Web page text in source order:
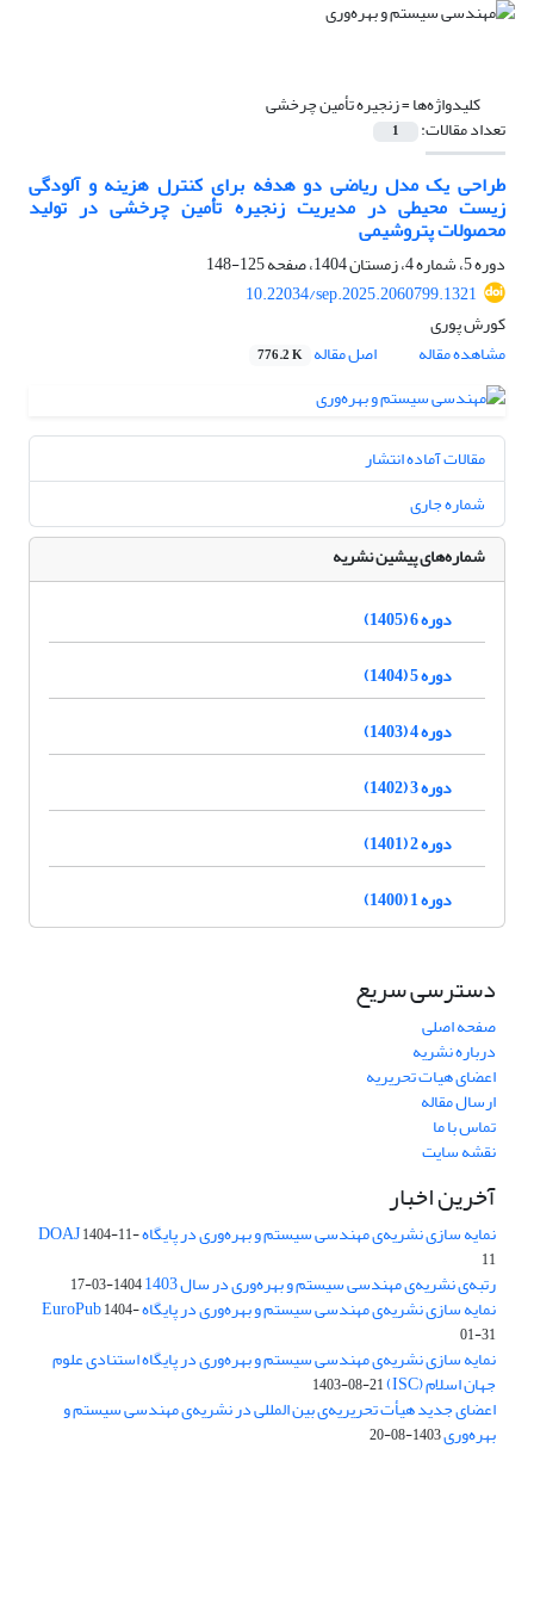
کلیدواژه‌ها =زنجیره تأمین چرخشی
تعداد مقالات: 1
طراحی یک مدل ریاضی دو هدفه برای کنترل هزینه و آلودگی
زیست محیطی در مدیریت زنجیره تأمین چرخشی در تولید
محصولات پتروشیمی
دوره 5، شماره 4، زمستان 1404، صفحه
125-148
10.22034/sep.2025.2060799.1321
کورش پوری
مشاهده مقاله
اصل مقاله 776.2 K
مقالات آماده انتشار
شماره جاری
شماره‌های پیشین نشریه
دوره 6 (1405)
دوره 5 (1404)
دوره 4 (1403)
دوره 3 (1402)
دوره 2 (1401)
دوره 1 (1400)
دسترسی سریع
صفحه اصلی
درباره نشریه
اعضای هیات تحریریه
ارسال مقاله
تماس با ما
نقشه سایت
آخرین اخبار
نمایه سازی نشریه‌ی مهندسی سیستم و بهره‌وری در پایگاه DOAJ1404-11-
11
رتبه‌ی نشریه‌ی مهندسی سیستم و بهره‌وری در سال 1403 1404-03-17
نمایه سازی نشریه‌ی مهندسی سیستم و بهره‌وری در پایگاه EuroPub1404-
01-31
نمایه سازی نشریه‌ی مهندسی سیستم و بهره‌وری در پایگاه استنادی علوم
جهان اسلام (ISC) 1403-08-21
اعضای جدید هیأت تحریریه‌ی بین المللی در نشریه‌ی مهندسی سیستم و
بهره‌وری1403-08-20